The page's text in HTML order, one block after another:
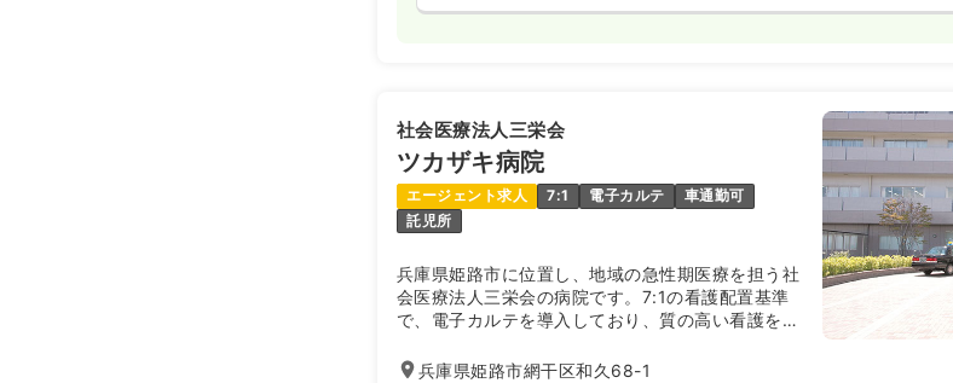
社会医療法人三栄会
ツカザキ病院
エージェント求人 7:1 電子カルテ
車通勤可
託児所
兵庫県姫路市に位置し、地域の急性期医療を担う社
会医療法人三栄会の病院です。7:1の看護配置基準
で、電子カルテを導入しており、質の高い看護を提
め、地域に貢献したい方におすすめです。
兵庫県姫路市網干区和久68-1